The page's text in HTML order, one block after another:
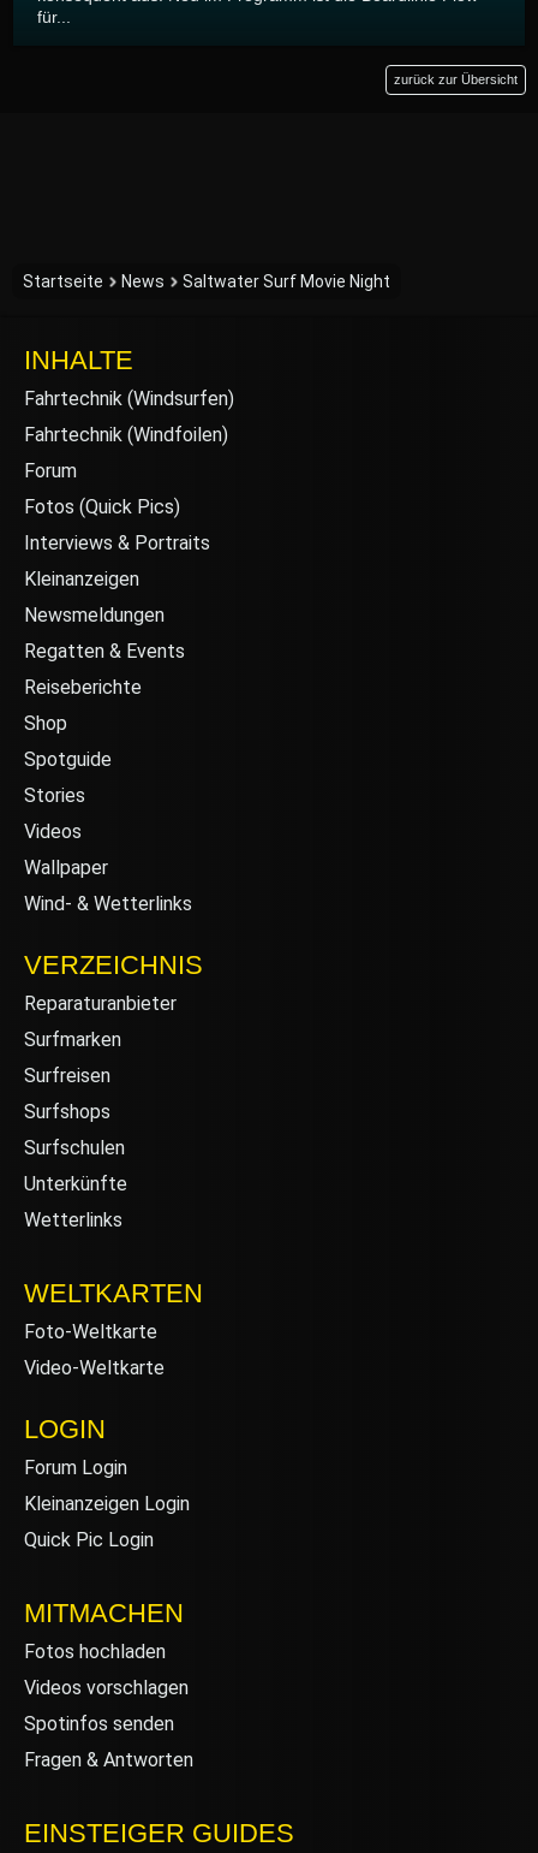
für...
zurück zur Übersicht
Startseite News Saltwater Surf Movie Night
INHALTE
Fahrtechnik (Windsurfen)
Fahrtechnik (Windfoilen)
Forum
Fotos (Quick Pics)
Interviews & Portraits
Kleinanzeigen
Newsmeldungen
Regatten & Events
Reiseberichte
Shop
Spotguide
Stories
Videos
Wallpaper
Wind- & Wetterlinks
VERZEICHNIS
Reparaturanbieter
Surfmarken
Surfreisen
Surfshops
Surfschulen
Unterkünfte
Wetterlinks
WELTKARTEN
Foto-Weltkarte
Video-Weltkarte
LOGIN
Forum Login
Kleinanzeigen Login
Quick Pic Login
MITMACHEN
Fotos hochladen
Videos vorschlagen
Spotinfos senden
Fragen & Antworten
EINSTEIGER GUIDES